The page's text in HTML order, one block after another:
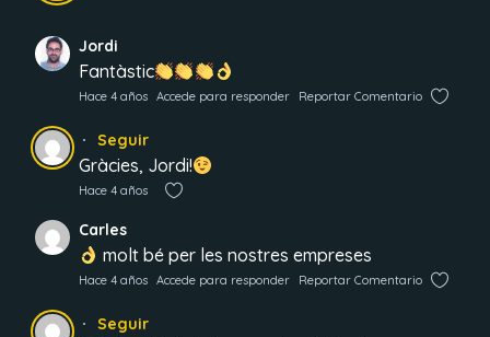
Jordi
Fantàstic
Hace 4 años Accede para responder Reportar Comentario
Seguir
Gràcies, Jordi!
Hace 4 años
Carles
molt bé per les nostres empreses
Hace 4 años Accede para responder Reportar Comentario
Seguir